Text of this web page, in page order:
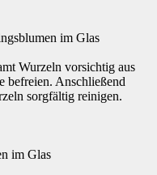
Wurzeln vorsichtig aus
befreien. Anschließend
sorgfältig reinigen.